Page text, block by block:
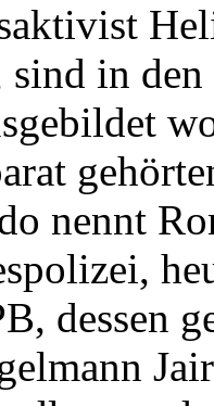
in
nennt
dessen